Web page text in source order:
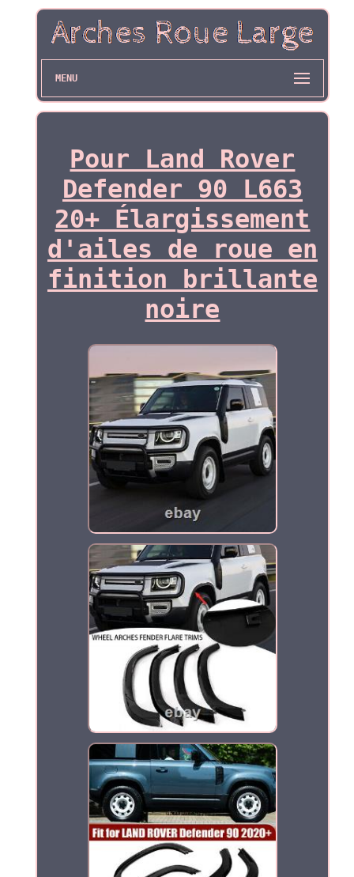
MENU
Pour Land Rover
Defender 90 L663
20+ Élargissement
d'ailes de roue en
finition brillante
noire